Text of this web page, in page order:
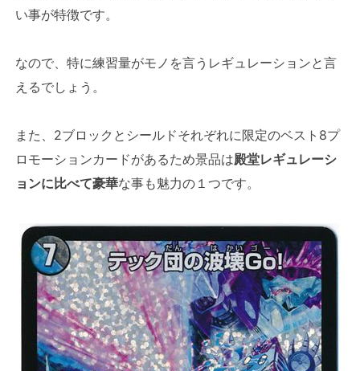
い事が特徴です。
なので、特に練習量がモノを言うレギュレーションと言
えるでしょう。
また、2ブロックとシールドそれぞれに限定のベスト8プ
ロモーションカードがあるため景品は殿堂レギュレーシ
ョンに比べて豪華な事も魅力の１つです。